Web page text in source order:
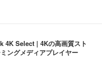
4K Select | 4Kの高画質スト
ングメディアプレイヤー